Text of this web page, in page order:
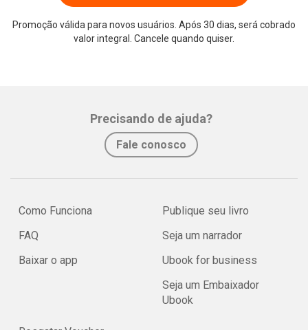
Promoção válida para novos usuários. Após 30 dias, será cobrado
valor integral. Cancele quando quiser.
Precisando de ajuda?
Fale conosco
Como Funciona
FAQ
Baixar o app
Publique seu livro
Seja um narrador
Ubook for business
Seja um Embaixador
Ubook